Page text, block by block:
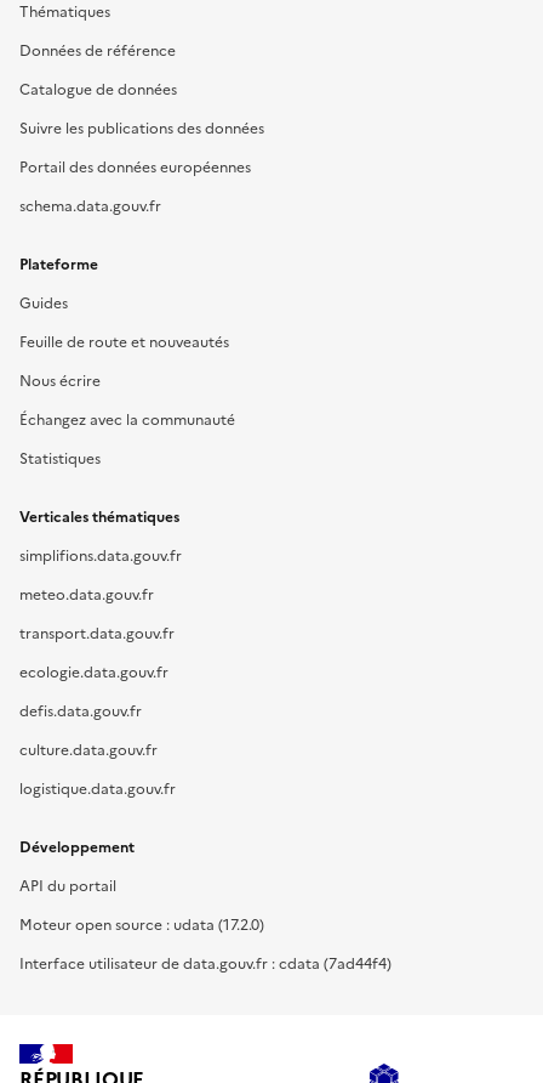
Thématiques
Données de référence
Catalogue de données
Suivre les publications des données
Portail des données européennes
schema.data.gouv.fr
Plateforme
Guides
Feuille de route et nouveautés
Nous écrire
Échangez avec la communauté
Statistiques
Verticales thématiques
simplifions.data.gouv.fr
meteo.data.gouv.fr
transport.data.gouv.fr
ecologie.data.gouv.fr
defis.data.gouv.fr
culture.data.gouv.fr
logistique.data.gouv.fr
Développement
API du portail
Moteur open source : udata (17.2.0)
Interface utilisateur de data.gouv.fr : cdata (7ad44f4)